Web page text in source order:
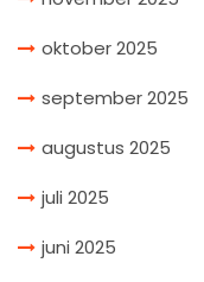
oktober 2025
september 2025
augustus 2025
juli 2025
juni 2025